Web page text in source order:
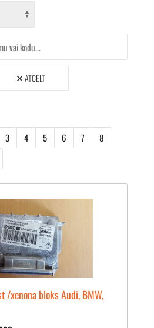
ATCELT
3 4 5 6 7
8
/xenona bloks Audi, BMW,